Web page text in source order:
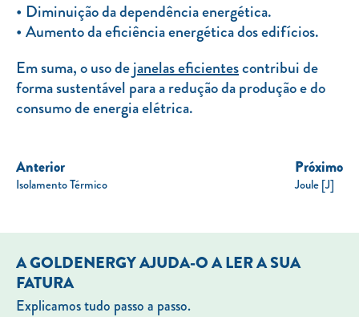
Diminuição da dependência energética.
Aumento da eficiência energética dos edifícios.
Em suma, o uso dejanelas eficientescontribui de
forma sustentável para a redução da produção e do
consumo de energia elétrica.
Anterior
Isolamento Térmico
Próximo
Joule [J]
A GOLDENERGY AJUDA-O A LER A SUA
FATURA
Explicamos tudo passo a passo.